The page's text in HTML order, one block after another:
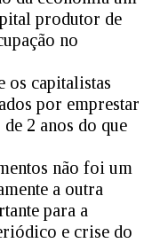
produtor de
no
os capitalistas
por emprestar
2 anos do que
não foi um
a outra
para a
e crise do